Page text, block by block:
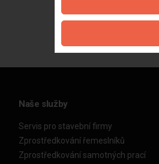
Naše služby
Servis pro stavební firmy
Zprostředkování řemeslníků
Zprostředkování samotných prací